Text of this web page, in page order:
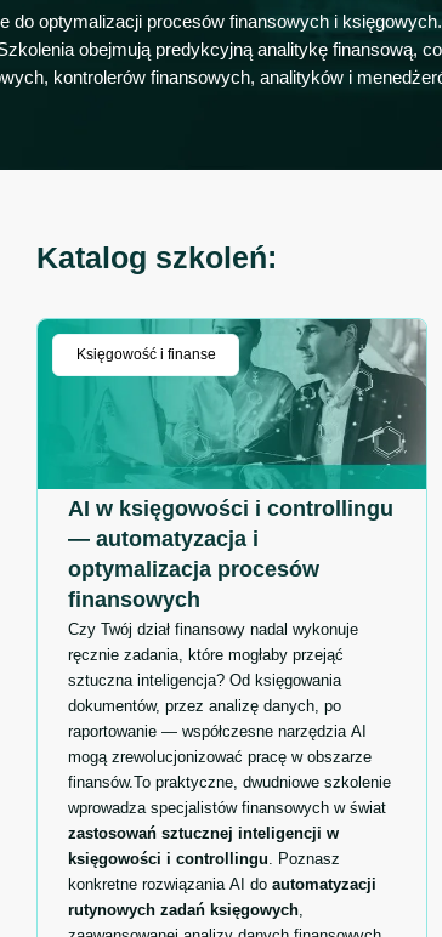
do optymalizacji procesów finansowych i
obejmują predykcyjną analitykę finansową,
kontrolerów finansowych, analityków i
Katalog szkoleń:
Księgowość i finanse
AI w księgowości i controllingu
— automatyzacja i
optymalizacja procesów
finansowych
Czy Twój dział finansowy nadal wykonuje
ręcznie zadania, które mogłaby przejąć
sztuczna inteligencja? Od księgowania
dokumentów, przez analizę danych, po
raportowanie — współczesne narzędzia AI
mogą zrewolucjonizować pracę w obszarze
finansów.To praktyczne, dwudniowe szkolenie
wprowadza specjalistów finansowych w świat
zastosowań sztucznej inteligencji w
księgowości i controllingu. Poznasz
konkretne rozwiązania AI do automatyzacji
rutynowych zadań księgowych,